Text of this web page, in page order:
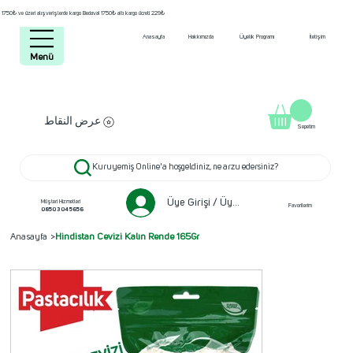
1750₺ ve üzeri alışverişlerde kargo Bedava! 1750₺ altı kargo ücreti 229₺
Anasayfa Hakkımızda Üyelik Programı İletişim
Kuruyemiş Online'a hoşgeldiniz, ne arzu edersiniz?
Müşteri Hizmetleri
0850 304 5656
Üye Girişi / Üye ol
عرض النقاط
Favorilerim
Sepetim
Menü
Anasayfa >Hindistan Cevizi Kalın Rende 165Gr